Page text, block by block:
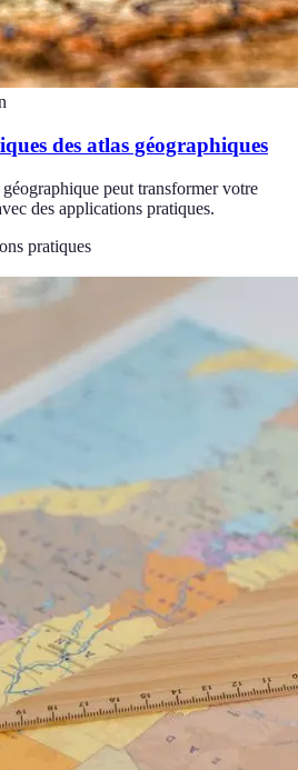
des atlas géographiques
peut transformer votre
des applications pratiques.
pratiques